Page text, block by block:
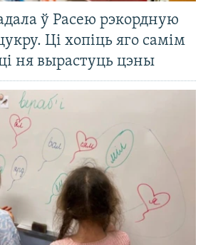
ў Расею рэкордную
Ці хопіць яго самім
ня вырастуць цэны